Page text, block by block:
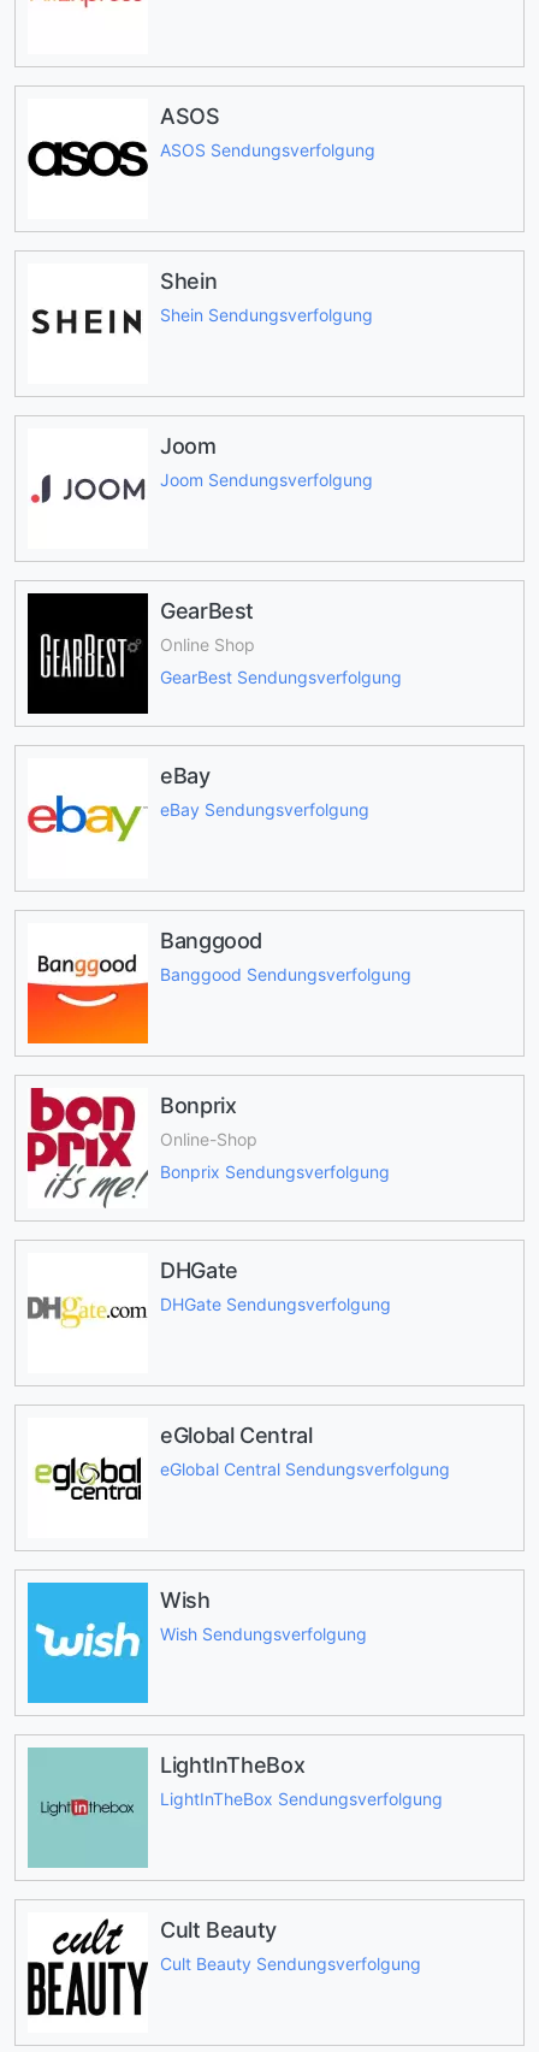
ASOS
ASOS Sendungsverfolgung
Shein
Shein Sendungsverfolgung
Joom
Joom Sendungsverfolgung
GearBest
Online Shop
GearBest Sendungsverfolgung
eBay
eBay Sendungsverfolgung
Banggood
Banggood Sendungsverfolgung
Bonprix
Online-Shop
Bonprix Sendungsverfolgung
DHGate
DHGate Sendungsverfolgung
eGlobal Central
eGlobal Central Sendungsverfolgung
Wish
Wish Sendungsverfolgung
LightInTheBox
LightInTheBox Sendungsverfolgung
Cult Beauty
Cult Beauty Sendungsverfolgung